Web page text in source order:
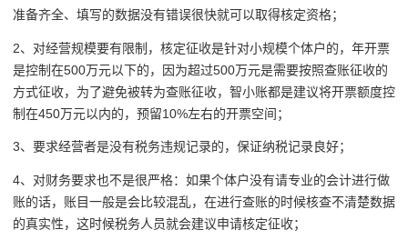
准备齐全、填写的数据没有错误很快就可以取得核定资格；
2、对经营规模要有限制，核定征收是针对小规模个体户的，年开票
是控制在500万元以下的，因为超过500万元是需要按照查账征收的
方式征收，为了避免被转为查账征收，智小账都是建议将开票额度控
制在450万元以内的，预留10%左右的开票空间；
3、要求经营者是没有税务违规记录的，保证纳税记录良好；
4、对财务要求也不是很严格：如果个体户没有请专业的会计进行做
账的话，账目一般是会比较混乱，在进行查账的时候核查不清楚数据
的真实性，这时候税务人员就会建议申请核定征收；